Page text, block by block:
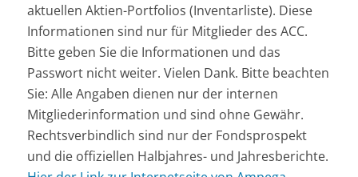
aktuellen Aktien-Portfolios (Inventarliste). Diese
Informationen sind nur für Mitglieder des ACC.
Bitte geben Sie die Informationen und das
Passwort nicht weiter. Vielen Dank. Bitte beachten
Sie: Alle Angaben dienen nur der internen
Mitgliederinformation und sind ohne Gewähr.
Rechtsverbindlich sind nur der Fondsprospekt
und die offiziellen Halbjahres- und Jahresberichte.